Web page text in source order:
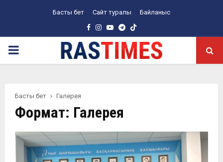
Басты бет Сайт туралы Байланыс
Facebook
Instagram
YoutubeTelegram
PRIMARY
Басты бет Галерея
Формат: Галерея